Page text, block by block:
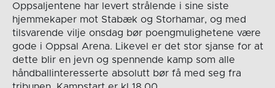
Oppsaljentene har levert strålende i sine siste
hjemmekaper mot Stabæk og Storhamar, og med
tilsvarende vilje onsdag bør poengmulighetene være
gode i Oppsal Arena. Likevel er det stor sjanse for at
dette blir en jevn og spennende kamp som alle
håndballinteresserte absolutt bør få med seg fra